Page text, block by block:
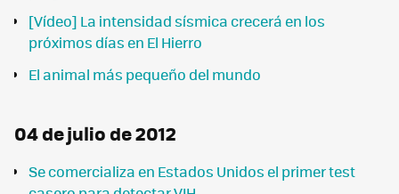
[Vídeo] La intensidad sísmica crecerá en los
próximos días en El Hierro
El animal más pequeño del mundo
04 de julio de 2012
Se comercializa en Estados Unidos el primer test